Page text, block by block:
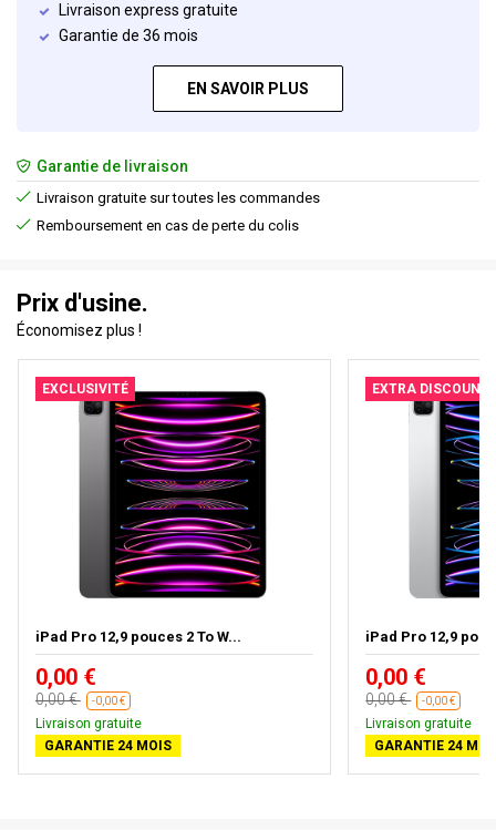
Livraison express gratuite
Garantie de 36 mois
EN SAVOIR PLUS
Garantie de livraison
Livraison gratuite sur toutes les commandes
Remboursement en cas de perte du colis
Prix d'usine.
Économisez plus !
EXCLUSIVITÉ
iPad Pro 12,9 pouces 2 To W...
0,00 €
0,00 € -0,00 €
Livraison gratuite
GARANTIE 24 MOIS
EXTRA DISCOUNT
iPad Pro 12,9
0,00 €
0,00 € -0,00 €
Livraison gratuite
GARANTIE 24